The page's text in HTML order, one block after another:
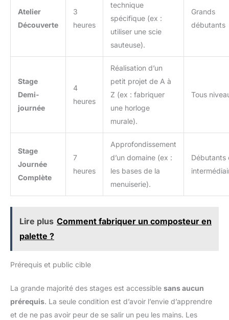
Atelier
Découverte
3
heures
technique
spécifique (ex :
utiliser une scie
sauteuse).
Grands
débutants
Stage
Demi-
journée
4
heures
Réalisation d’un
petit projet de A à
Z (ex : fabriquer
une horloge
murale).
Tous
Stage
Journée
Complète
7
heures
Approfondissement
d’un domaine (ex :
les bases de la
menuiserie).
Débutants
Lire plus Comment fabriquer un composteur en
palette ?
Prérequis et public cible
La grande majorité des stages est accessible sans aucun
prérequis. La seule condition est d’avoir l’envie d’apprendre
et de ne pas avoir peur de se salir un peu les mains. Les